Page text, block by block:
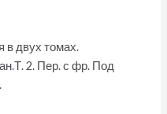
в двух томах.
2. Пер. с фр. Под